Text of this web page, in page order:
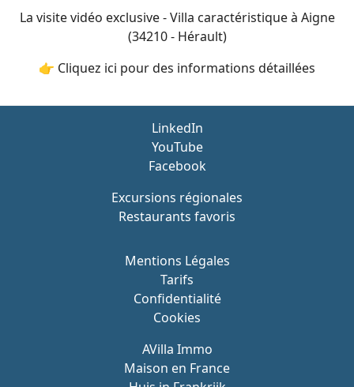
La visite vidéo exclusive - Villa caractéristique à Aigne
(34210 - Hérault)
👉 Cliquez ici pour des informations détaillées
Mentions Légales
Tarifs
Confidentialité
Cookies
AVilla Immo
Maison en France
LinkedIn
YouTube
Facebook
Excursions régionales
Restaurants favoris